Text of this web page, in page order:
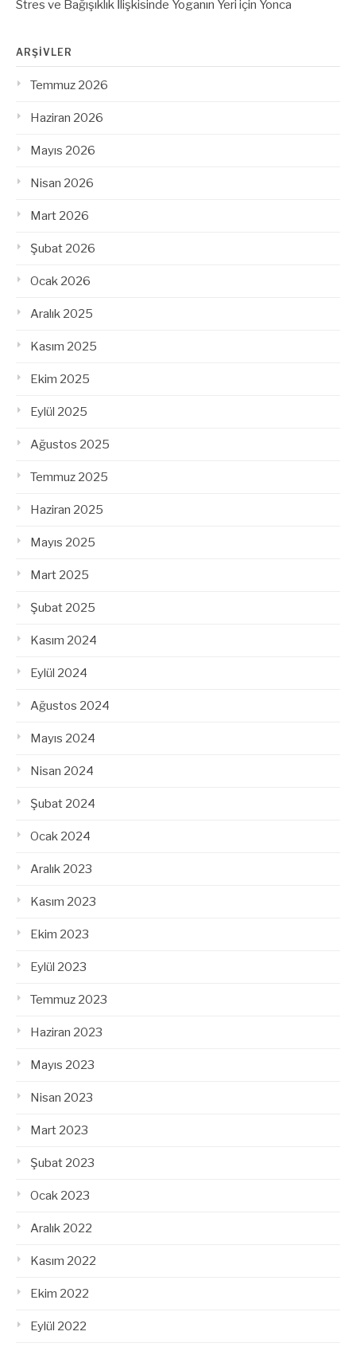
Stres ve Bağışıklık İlişkisinde Yoganın Yeri için Yonca
ARŞIVLER
Temmuz 2026
Haziran 2026
Mayıs 2026
Nisan 2026
Mart 2026
Şubat 2026
Ocak 2026
Aralık 2025
Kasım 2025
Ekim 2025
Eylül 2025
Ağustos 2025
Temmuz 2025
Haziran 2025
Mayıs 2025
Mart 2025
Şubat 2025
Kasım 2024
Eylül 2024
Ağustos 2024
Mayıs 2024
Nisan 2024
Şubat 2024
Ocak 2024
Aralık 2023
Kasım 2023
Ekim 2023
Eylül 2023
Temmuz 2023
Haziran 2023
Mayıs 2023
Nisan 2023
Mart 2023
Şubat 2023
Ocak 2023
Aralık 2022
Kasım 2022
Ekim 2022
Eylül 2022